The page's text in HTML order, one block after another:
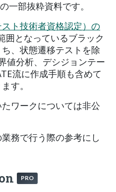
一部抜粋資料です。
ト技術者資格認定）の
囲となっているブラック
、状態遷移テストを除
値分析、デシジョンテー
流に作成手順も含めて
す。
ワークについては非公
務で行う際の参考にし
PRO